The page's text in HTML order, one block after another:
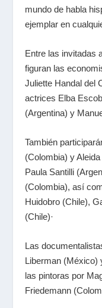
mundo de habla
ejemplar en
Entre las invitadas
figuran las
Juliette Handal del
actrices Elba
(Argentina) y
También
(Colombia) y
Paula Santilli
(Colombia), así
Huidobro (Chile),
(Chile)·
Las
Liberman (México)
las pintoras por
Friedemann